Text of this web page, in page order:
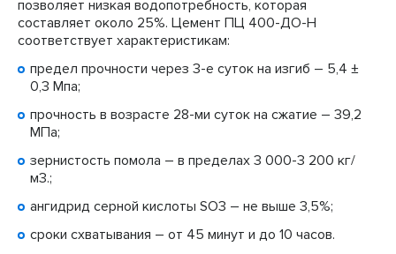
позволяет низкая водопотребность, которая
составляет около 25%. Цемент ПЦ 400-ДО-Н
соответствует характеристикам:
предел прочности через 3-е суток на изгиб – 5,4 ±
0,3 Мпа;
прочность в возрасте 28-ми суток на сжатие – 39,2
МПа;
зернистость помола – в пределах 3 000-3 200 кг/
м3.;
ангидрид серной кислоты SO3 – не выше 3,5%;
сроки схватывания – от 45 минут и до 10 часов.